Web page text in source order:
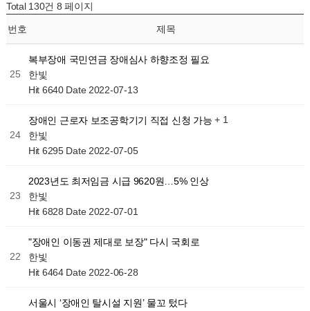
Total 130건 8 페이지
번호 제목
25
복부장애 국민연금 장애심사 하향조정 필요
한빛
Hit 6640 Date 2022-07-13
24
장애인 근로자 보조공학기기 직접 신청 가능+ 1
한빛
Hit 6295 Date 2022-07-05
23
2023년도 최저임금 시급 9620원…5% 인상
한빛
Hit 6828 Date 2022-07-01
22
"장애인 이동권 제대로 보장" 다시 국회로
한빛
Hit 6464 Date 2022-06-28
서울시 ‘장애인 탈시설 지원’ 물꼬 텄다